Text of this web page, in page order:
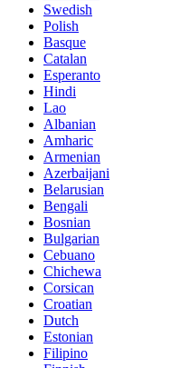
Swedish
Polish
Basque
Catalan
Esperanto
Hindi
Lao
Albanian
Amharic
Armenian
Azerbaijani
Belarusian
Bengali
Bosnian
Bulgarian
Cebuano
Chichewa
Corsican
Croatian
Dutch
Estonian
Filipino